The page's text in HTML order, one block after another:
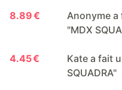
8.89 €
Anonyme
"MDX
4.45 €
Kate a fait
SQUADRA"